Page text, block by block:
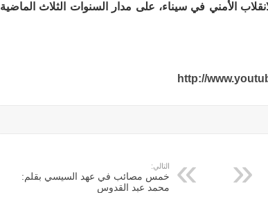
الأمني في سيناء، على مدار السنوات الثلاث الماضية
http://
التالي:
خمس مصائب في عهد السيسي بقلم:
محمد عبد القدوس